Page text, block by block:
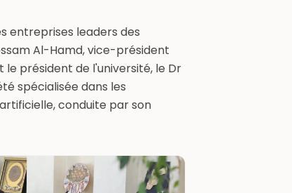
entreprises leaders des
Al-Hamd, vice-président
président de l'université, le Dr
spécialisée dans les
conduite par son